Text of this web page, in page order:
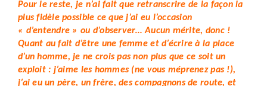
Pour le reste, je n’ai fait que retranscrire de la façon la
plus fidèle possible ce que j’ai eu l’occasion
« d’entendre » ou d’observer… Aucun mérite, donc !
Quant au fait d’être une femme et d’écrire à la place
d’un homme, je ne crois pas non plus que ce soit un
exploit : j’aime les hommes (ne vous méprenez pas !),
j’ai eu un père, un frère, des compagnons de route, et